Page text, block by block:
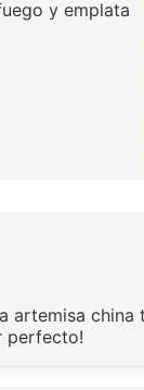
y emplata
perfecto!